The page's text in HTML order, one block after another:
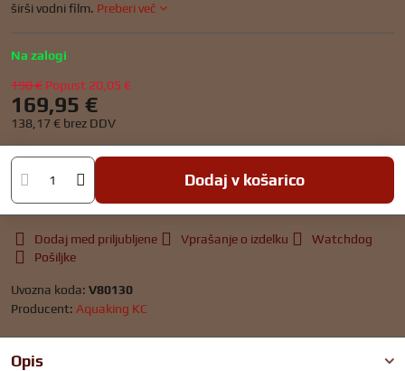
širši vodni film. Preberi več
Na zalogi
190 € Popust 20,05 €
169,95 €
138,17 € brez DDV
Dodaj v košarico
Dodaj med priljubljene Vprašanje o izdelku
Watchdog
Pošiljke
Uvozna koda: V80130
Producent: Aquaking KC
Opis